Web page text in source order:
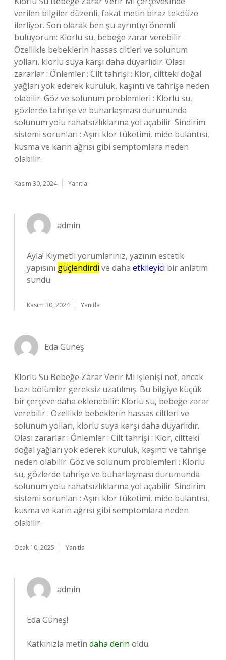
verilen bilgiler düzenli, fakat metin biraz tekdüze
ilerliyor. Son olarak ben şu ayrıntıyı önemli
buluyorum: Klorlu su, bebeğe zarar verebilir .
Özellikle bebeklerin hassas ciltleri ve solunum
yolları, klorlu suya karşı daha duyarlıdır. Olası
zararlar : Önlemler : Cilt tahrişi : Klor, ciltteki doğal
yağları yok ederek kuruluk, kaşıntı ve tahrişe neden
olabilir. Göz ve solunum problemleri : Klorlu su,
gözlerde tahrişe ve buharlaşması durumunda
solunum yolu rahatsızlıklarına yol açabilir. Sindirim
sistemi sorunları : Aşırı klor tüketimi, mide bulantısı,
kusma ve karın ağrısı gibi semptomlara neden
olabilir.
Kasım 30, 2024 Yanıtla
admin
Ayla! Kıymetli yorumlarınız, yazının estetik
yapısını güçlendirdi ve daha etkileyici bir anlatım
sundu.
Kasım 30, 2024 Yanıtla
Eda Güneş
Klorlu Su Bebeğe Zarar Verir Mi işlenişi net, ancak
bazı bölümler gereksiz uzatılmış. Bu bilgiye küçük
bir çerçeve daha eklenebilir: Klorlu su, bebeğe zarar
verebilir . Özellikle bebeklerin hassas ciltleri ve
solunum yolları, klorlu suya karşı daha duyarlıdır.
Olası zararlar : Önlemler : Cilt tahrişi : Klor, ciltteki
doğal yağları yok ederek kuruluk, kaşıntı ve tahrişe
neden olabilir. Göz ve solunum problemleri : Klorlu
su, gözlerde tahrişe ve buharlaşması durumunda
solunum yolu rahatsızlıklarına yol açabilir. Sindirim
sistemi sorunları : Aşırı klor tüketimi, mide bulantısı,
kusma ve karın ağrısı gibi semptomlara neden
olabilir.
Ocak 10, 2025 Yanıtla
admin
Eda Güneş!
Katkınızla metin daha derin oldu.